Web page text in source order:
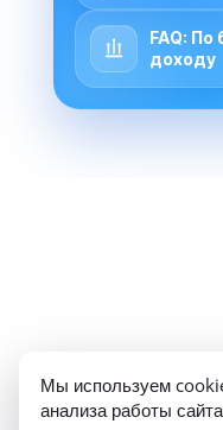
FAQ:
доходу
ИП Гуляев Е.А.
Мы используем
анализа работы